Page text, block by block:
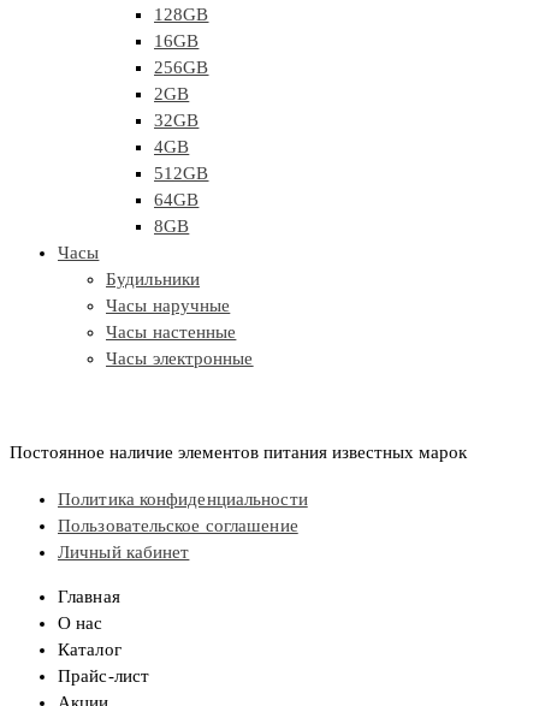
128GB
16GB
256GB
2GB
32GB
4GB
512GB
64GB
8GB
Часы
Будильники
Часы наручные
Часы настенные
Часы электронные
Постоянное наличие элементов питания известных марок
Политика конфиденциальности
Пользовательское соглашение
Личный кабинет
Главная
О нас
Каталог
Прайс-лист